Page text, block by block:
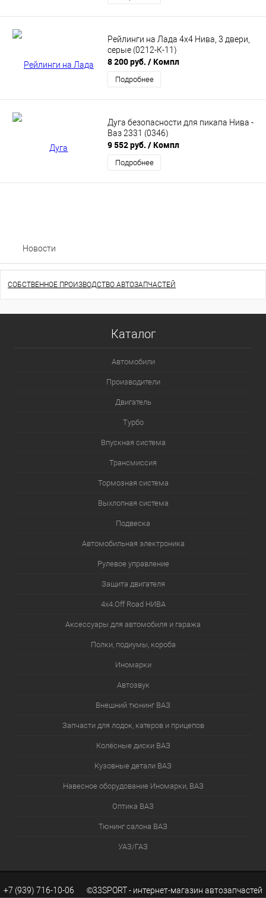
Рейлинги на Лада 4х4 Нива, 3 двери,
серые (0212-К-11)
8 200 руб. / Компл
Подробнее
Дуга безопасности для пикапа Нива -
Ваз 2331 (0346)
9 552 руб. / Компл
Подробнее
Новости
СОБСТВЕННОЕ ПРОИЗВОДСТВО АВТОЗАПЧАСТЕЙ
Каталог
Автомобили
Производители
Двигатель
Турбо
Впускная система
Трансмиссия
Тормозная система
Выхлопная система
Подвеска
Автомобильная электроника
Рулевое управление
Защита двигателя
4х4.Off Road НИВА
Аксессуары для автомобиля и гаража
Полки, подиумы, короба
Иномарки
Автозвук
Внешний тюнинг ВАЗ
Запчасти для лодок, катеров и прицепов
Колёсные диски ВАЗ
Кузовные детали ВАЗ
Навесное оборудование Иномарки, ВАЗ
Оптика ВАЗ
Тюнинг салона ВАЗ
УАЗ/ГАЗ
+7 (939) 716-10-06 ©33SPORT - интернет-магазин автозапчастей